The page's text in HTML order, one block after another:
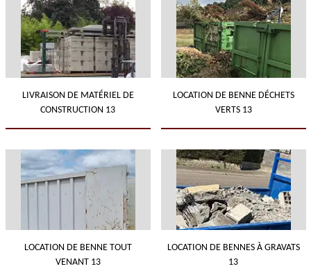
LIVRAISON DE MATÉRIEL DE
CONSTRUCTION 13
LOCATION DE BENNE DÉCHETS
VERTS 13
LOCATION DE BENNE TOUT
VENANT 13
LOCATION DE BENNES À GRAVATS
13